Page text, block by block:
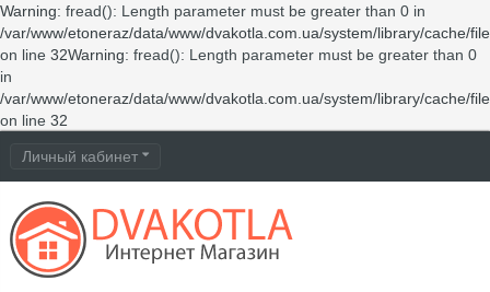
Warning: fread(): Length parameter must be greater than 0 in
/var/www/etoneraz/data/www/dvakotla.com.ua/system/library/cache/
on line 32Warning: fread(): Length parameter must be greater than 0
in
/var/www/etoneraz/data/www/dvakotla.com.ua/system/library/cache/
on line 32
Личный кабинет